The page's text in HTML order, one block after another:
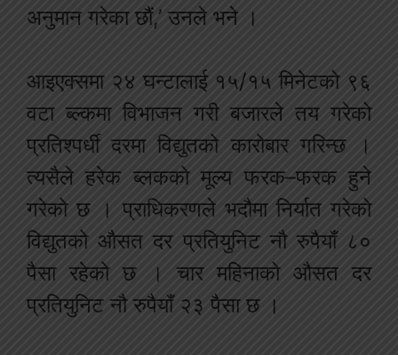
अनुमान गरेका छौं,’ उनले भने ।
आइएक्समा २४ घन्टालाई १५/१५ मिनेटको ९६
वटा ब्ल्कमा विभाजन गरी बजारले तय गरेको
प्रतिश्पर्धी दरमा विद्युतको कारोबार गरिन्छ ।
त्यसैले हरेक ब्लकको मूल्य फरक–फरक हुने
गरेको छ । प्राधिकरणले भदौमा निर्यात गरेको
विद्युतको औसत दर प्रतियुनिट नौ रुपैयाँ ८०
पैसा रहेको छ । चार महिनाको औसत दर
प्रतियुनिट नौ रुपैयाँ २३ पैसा छ ।